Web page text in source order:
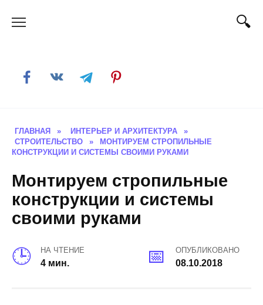
ГЛАВНАЯ » ИНТЕРЬЕР И АРХИТЕКТУРА
»
СТРОИТЕЛЬСТВО
»
МОНТИРУЕМ СТРОПИЛЬНЫЕ
КОНСТРУКЦИИ И СИСТЕМЫ СВОИМИ РУКАМИ
Монтируем стропильные
конструкции и системы
своими руками
НА ЧТЕНИЕ
4 мин.
ОПУБЛИКОВАНО
08.10.2018